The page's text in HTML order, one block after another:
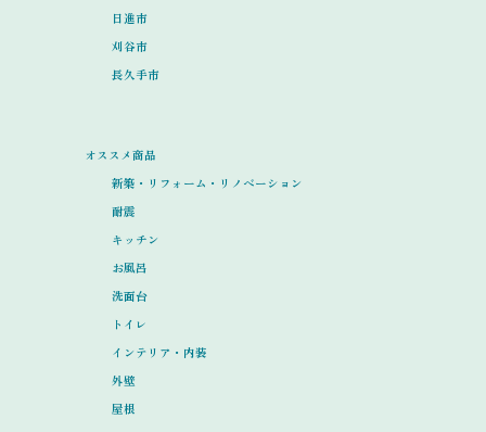
日進市
刈谷市
長久手市
オススメ商品
新築・リフォーム・リノベーション
耐震
キッチン
お風呂
洗面台
トイレ
インテリア・内装
外壁
屋根